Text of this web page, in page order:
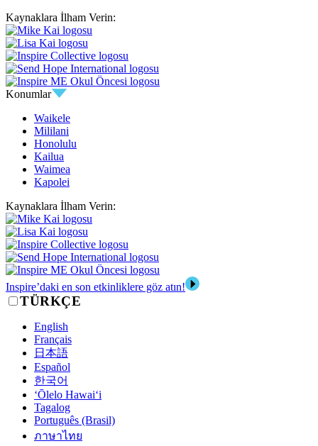
Kaynaklara İlham Verin:
Konumlar
Waikele
Mililani
Honolulu
Kailua
Waimea
Kapolei
Kaynaklara İlham Verin:
Inspire’daki en son etkinliklere göz atın!
TÜRKÇE
English
Français
日本語
Español
한국어
‘Ōlelo Hawai‘i
Tagalog
Português (Brasil)
ภาษาไทย